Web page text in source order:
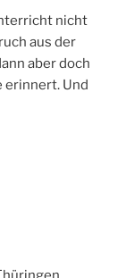
nicht
aus der
aber doch
erinnert. Und